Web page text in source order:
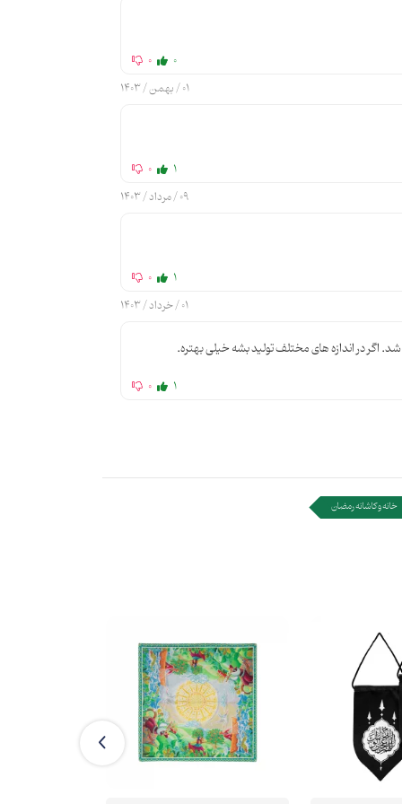
0
0
01 / بهمن / 1403
1
0
09 / مرداد / 1403
1
0
01 / خرداد / 1403
اگر در اندازه های مختلف تولید بشه خیلی بهتره.
1
0
خانه و کاشانه رمضان